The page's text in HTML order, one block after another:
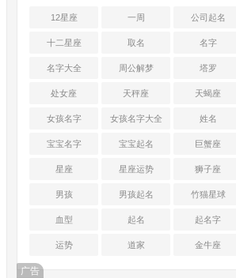
12星座 一周 公司起名
十二星座 取名 名字
名字大全 周公解梦 塔罗
处女座 天秤座 天蝎座
女孩名字 女孩名字大全 姓名
宝宝名字 宝宝起名 巨蟹座
星座 星座运势 狮子座
男孩 男孩起名 竹猫星球
血型 起名 起名字
运势 道家 金牛座
广告